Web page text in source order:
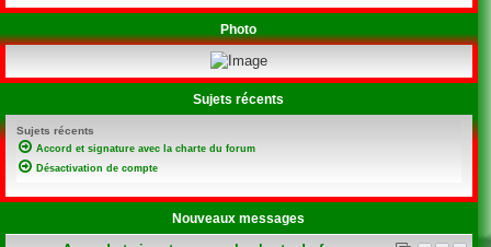
Photo
Sujets récents
Sujets récents
Accord et signature avec la charte du forum
Désactivation de compte
Nouveaux messages